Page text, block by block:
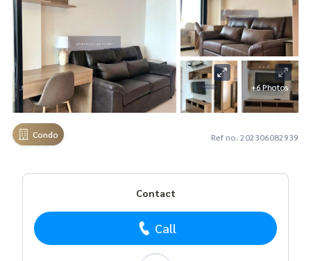
+6 Photos
Condo Ref no. 202306082939
Contact
Call